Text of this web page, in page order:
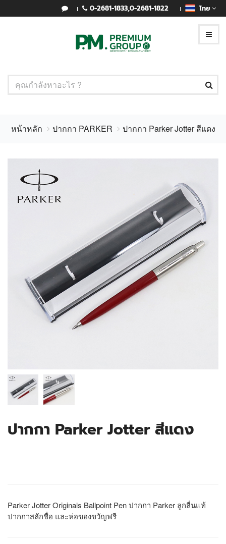
0-2681-1833,0-2681-1822 ไทย
หน้าหลัก ปากกา PARKER ปากกา Parker Jotter สีแดง
ปากกา Parker Jotter สีแดง
Parker Jotter Originals Ballpoint Pen ปากกา Parker ลูกลื่นแท้
ปากกาสลักชื่อ และห่อของขวัญฟรี